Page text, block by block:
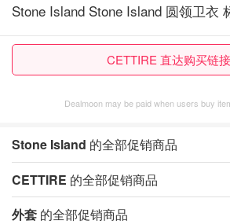
Stone Island Stone Island 圆领卫衣
CETTIRE 直达购买链
Dealmoon may be paid when users buy
Stone Island 的全部促销商品
CETTIRE 的全部促销商品
外套 的全部促销商品